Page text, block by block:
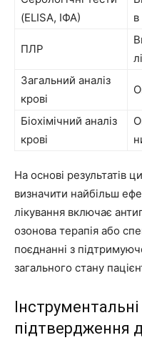
(ELISA, ІФА)
в
ПЛР
Загальний аналіз
крові
Біохімічний аналіз
крові
На основі результатів
визначити найбільш
лікування включає
озонова терапія або
поєднанні з
загального стану
підтвердження